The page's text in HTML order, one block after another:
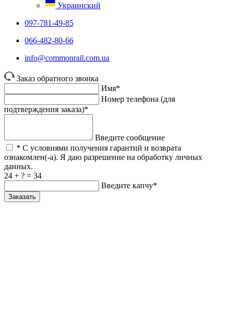
Украинский
097-781-49-85
066-482-80-66
info@commonrail.com.ua
Заказ обратного звонка
Имя*
Номер телефона (для
подтверждения заказа)*
Введите сообщение
* С условиями получения гарантий и возврата
ознакомлен(-а). Я даю разрешение на обработку личных
данных.
24 + ? = 34
Введите капчу*
Заказать